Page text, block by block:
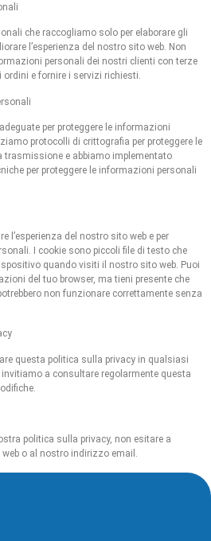
che raccogliamo solo per elaborare gli
l’esperienza del nostro sito web. Non
personali dei nostri clienti con terze
ordini e fornire i servizi richiesti.
per proteggere le informazioni
protocolli di crittografia per proteggere le
e abbiamo implementato
per proteggere le informazioni personali
l’esperienza del nostro sito web e per
I cookie sono piccoli file di testo che
quando visiti il nostro sito web. Puoi
del tuo browser, ma tieni presente che
non funzionare correttamente senza
questa politica sulla privacy in qualsiasi
a consultare regolarmente questa
politica sulla privacy, non esitare a
o al nostro indirizzo email.